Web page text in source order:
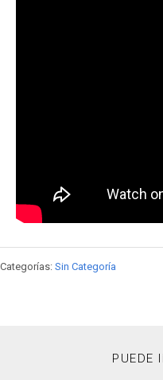
Categorías: Sin Categoría
PUEDE